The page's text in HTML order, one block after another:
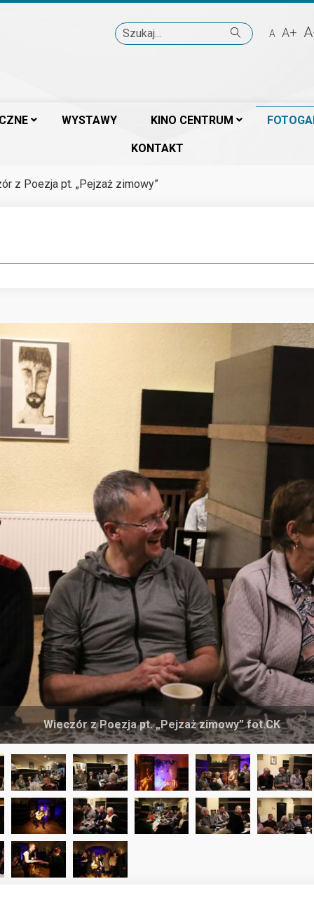
A A+
WYSTAWY KINO CENTRUM
KONTAKT
z Poezja pt. „Pejzaż zimowy”
Wieczór z Poezja pt. „Pejzaż zimowy” fot.CK